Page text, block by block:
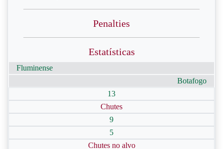
Penalties
Estatísticas
Fluminense
Botafogo
13
Chutes
9
5
Chutes no alvo